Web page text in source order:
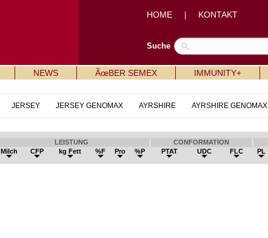
HOME KONTAKT
Suche
NEWS ÃœBER SEMEX IMMUNITY+
JERSEY JERSEY GENOMAX AYRSHIRE AYRSHIRE GENOMAX
LEISTUNG CONFORMATION
Milch CFP kg Fett %F Pro %P PTAT UDC FLC PL